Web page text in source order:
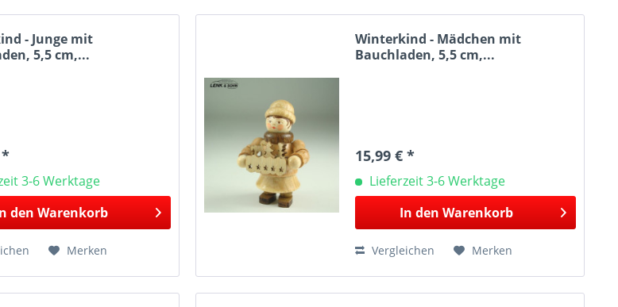
- Junge mit
5,5 cm,...
*
3-6 Werktage
den Warenkorb
Merken
Winterkind - Mädchen mit
Bauchladen, 5,5 cm,...
15,99 € *
Lieferzeit 3-6 Werktage
In den Warenkorb
Vergleichen Merken